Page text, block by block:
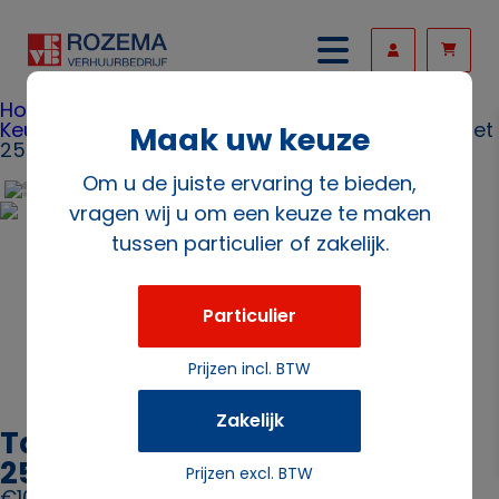
Home
Keukenmaterialen/ Tafelstandaard nummers set
25-36
Tafelstandaard nummers set
25-36
Maak uw keuze
Om u de juiste ervaring te bieden,
vragen wij u om een keuze te maken
tussen particulier of zakelijk.
Particulier
Prijzen incl. BTW
Zakelijk
Prijzen excl. BTW